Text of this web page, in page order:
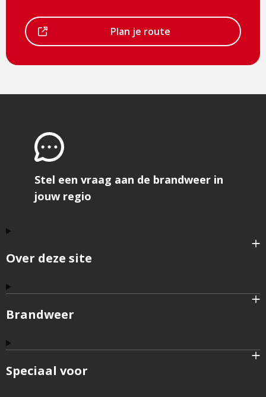
is
Plan je route
Over deze site
Brandweer
Speciaal voor
Stel een vraag aan de brandweer in
jouw regio